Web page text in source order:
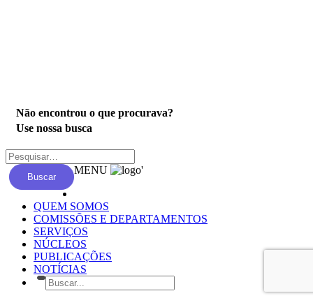
Não encontrou o que procurava?
Use nossa busca
Buscar
MENU '
QUEM SOMOS
COMISSÕES E DEPARTAMENTOS
SERVIÇOS
NÚCLEOS
PUBLICAÇÕES
NOTÍCIAS